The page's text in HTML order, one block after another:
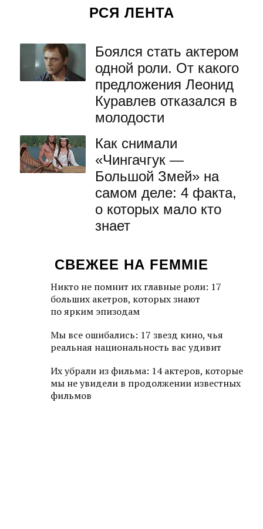
РСЯ ЛЕНТА
Боялся стать актером
одной роли. От какого
предложения Леонид
Куравлев отказался в
молодости
Как снимали
«Чингачгук —
Большой Змей» на
самом деле: 4 факта,
о которых мало кто
знает
СВЕЖЕЕ НА FEMMIE
Никто не помнит их главные роли: 17
больших акетров, которых знают
по ярким эпизодам
Мы все ошибались: 17 звезд кино, чья
реальная национальность вас удивит
Их убрали из фильма: 14 актеров, которые
мы не увидели в продолжении известных
фильмов